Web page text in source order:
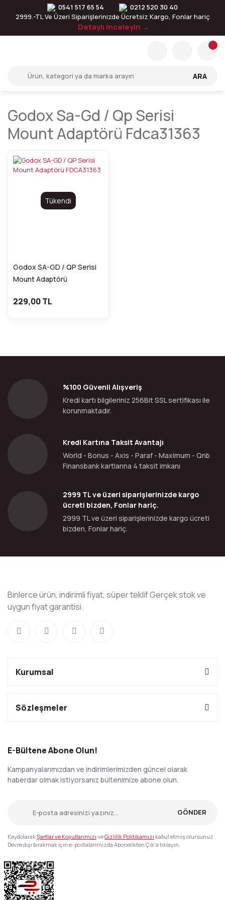
0541 517 65 54
0212 520 30 40
2999.-TL Ve Üzeri Siparişlerinizde Ücretsiz Kargo, Fonlar hariç
Detaylı inceleyin →
ARA
Godox Sa-Gd / Qp Serisi
Mount Adaptörü Fdca31363
Tükendi
Godox SA-GD / QP Serisi
Mount Adaptörü
229,00 TL
%100 Güvenli Alışveriş
Kredi kartı bilgileriniz 256Bit SSL sertifikası ile
korunmaktadır.
Kredi Kartına Taksit Avantajı
World - Bonus - Axis - Paraf - Maximum - Qnb
Finansbank kartlarına 4 taksit imkanı
2999 TL ve üzeri siparişlerinizde kargo
ücreti bizden, Fonlar hariç.
2999 TL ve üzeri siparişlerinizde kargo ücreti
bizden, Fonlar hariç.
Binlerce ürün, indirimli fiyat, süper teklif Gerçek stok ve
uygun fiyat garantisi.
Kurumsal
Sözleşmeler
E-Bültene Abone Olun!
Kampanyalarımızdan ve indirimlerimizden güncel olarak
haberdar olmak istiyorsanız bültenimize abone olun.
GÖNDER
KaydolarakŞartlar ve Koşullarımızı veGizlilik Politikamızı kabul etmiş olursunuz.
Devre dışı bırakmak için e-postalarımızda Abonelikten Çık'a tıklayın.